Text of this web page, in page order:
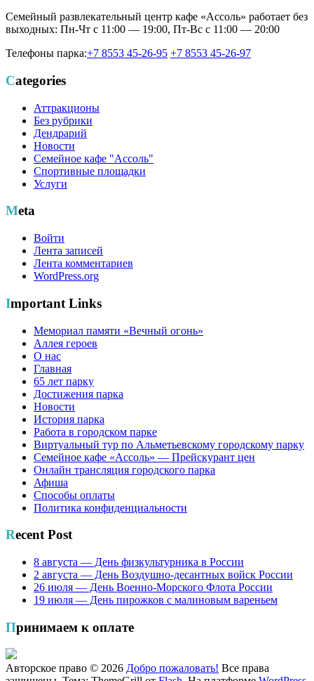
Семейный развлекательный центр кафе «Ассоль» работает без
выходных: Пн-Чт с 11:00 — 19:00, Пт-Вс с 11:00 — 20:00
Телефоны парка:+7 8553 45-26-95 +7 8553 45-26-97
Categories
Аттракционы
Без рубрики
Дендрарий
Новости
Семейное кафе "Ассоль"
Спортивные площадки
Услуги
Meta
Войти
Лента записей
Лента комментариев
WordPress.org
Important Links
Мемориал памяти «Вечный огонь»
Аллея героев
О нас
Главная
65 лет парку
Достижения парка
Новости
История парка
Работа в городском парке
Виртуальный тур по Альметьевскому городскому парку
Семейное кафе «Ассоль» — Прейскурант цен
Онлайн трансляция городского парка
Афиша
Способы оплаты
Политика конфиденциальности
Recent Post
8 августа — День физкультурника в России
2 августа — День Воздушно-десантных войск России
26 июля — День Военно-Морского Флота России
19 июля — День пирожков с малиновым вареньем
Принимаем к оплате
Авторское право © 2026 Добро пожаловать! Все права